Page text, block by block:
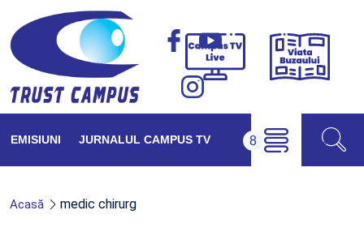
Campus
Viața
EMISIUNI JURNALUL CAMPUS TV
Acasă medic chirurg